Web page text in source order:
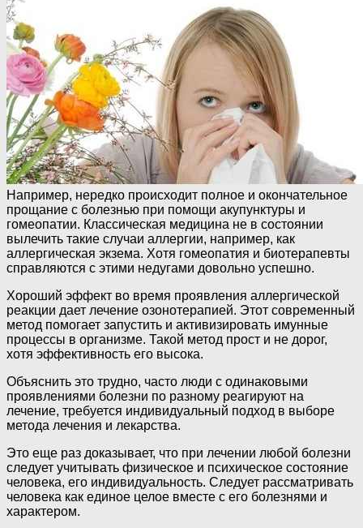
Например, нередко происходит полное и окончательное
прощание с болезнью при помощи акупунктуры и
гомеопатии. Классическая медицина не в состоянии
вылечить такие случаи аллергии, например, как
аллергическая экзема. Хотя гомеопатия и биотерапевты
справляются с этими недугами довольно успешно.
Хороший эффект во время проявления аллергической
реакции дает лечение озонотерапией. Этот современный
метод помогает запустить и активизировать имунные
процессы в организме. Такой метод прост и не дорог,
хотя эффективность его высока.
Объяснить это трудно, часто люди с одинаковыми
проявлениями болезни по разному реагируют на
лечение, требуется индивидуальный подход в выборе
метода лечения и лекарства.
Это еще раз доказывает, что при лечении любой болезни
следует учитывать физическое и психическое состояние
человека, его индивидуальность. Следует рассматривать
человека как единое целое вместе с его болезнями и
характером.